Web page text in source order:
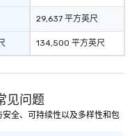
29,637 平方英尺
134,500 平方英尺
见问题
全、可持续性以及多样性和包